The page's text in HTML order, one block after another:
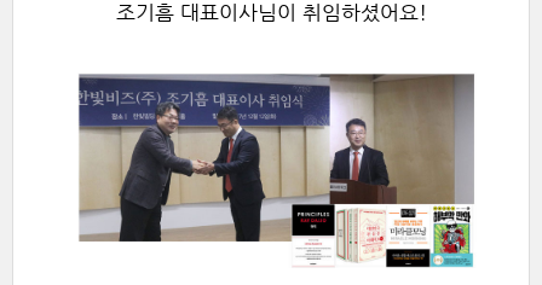
조기흠 대표이사님이 취임하셨어요!